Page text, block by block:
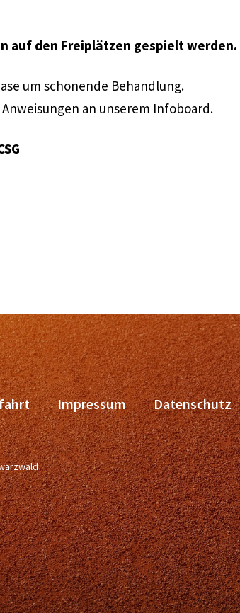
auf den Freiplätzen gespielt werden.
um schonende Behandlung.
an unserem Infoboard.
Impressum Datenschutz